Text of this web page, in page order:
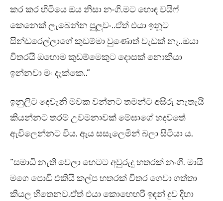
කර කර හිටියෙ ඔය නිසා නංගි.මට හොඳ වයිෆ්
කෙනෙක් ලැබෙන්න පුලුවං..ඒත් එයා ඉනූට
සින්ඩරෙල්ලාගේ කුඩම්මා වුණොත් වැඩක් නෑ..ඔයා
විතරයි ඔහොම කුඩම්මෙකුට දොසක් නොකියා
ඉන්නවා මං දැක්කෙ..”
ඉනුලිට දෙවැනි මවක වන්නට තමන්ට අසීරු නැතැයි
කියන්නට තරම් උවමනාවක් මේඝාගේ හදවතේ
ඇවිලෙන්නට විය. ඇය සසැලෙමින් බලා සිටියා ය.
“සමාධි නැති වෙලා හෙටට අවුරුදු හතරක් නංගි. මායි
මගෙ පොඩි එකියි කල්ප හතරක් විතර ගෙවා ගත්තා
කියල හිතෙනව.ඒත් එයා කොහෙහරි ඉඳන් දුව දිහා